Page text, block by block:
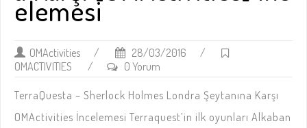
elemesi
OMActivities / 28/03/2016
/
OMACTIVITIES
/ 0 Yorum
TerraQuesta – Sherlock Holmes Londra Şeytanına Karşı
OMActivities İncelemesi Terraquest’in ilk oyunları Alkaban